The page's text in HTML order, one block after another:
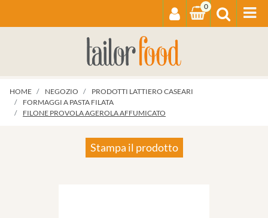
0
HOME NEGOZIO
PRODOTTI LATTIERO CASEARI
FORMAGGI A PASTA FILATA
FILONE PROVOLA AGEROLA AFFUMICATO
Stampa il prodotto